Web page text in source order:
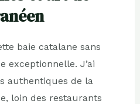
baie catalane sans
exceptionnelle. J’ai
authentiques de la
loin des restaurants